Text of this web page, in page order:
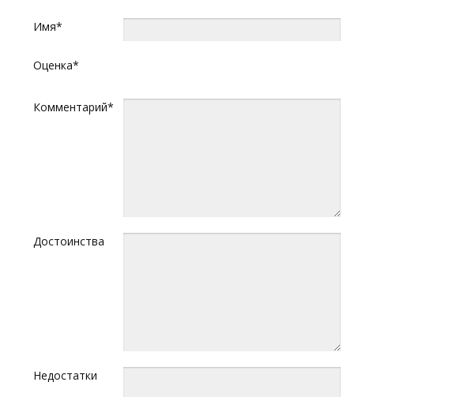
Имя*
Оценка*
Комментарий*
Достоинства
Недостатки